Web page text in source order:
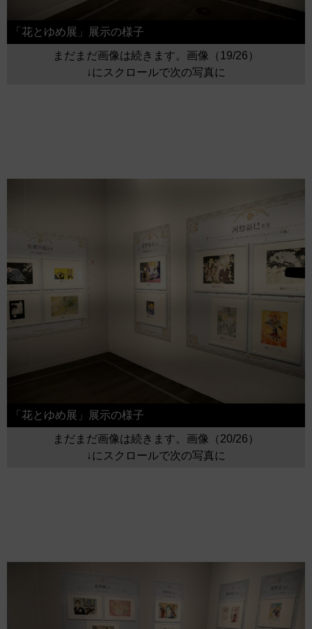
「花とゆめ展」展示の様子
まだまだ画像は続きます。画像（19/26）
↓にスクロールで次の写真に
「花とゆめ展」展示の様子
まだまだ画像は続きます。画像（20/26）
↓にスクロールで次の写真に